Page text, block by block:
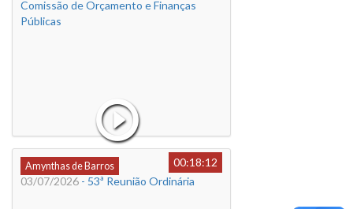
Comissão de Orçamento e Finanças
Públicas
Amynthas de Barros
00:18:12
03/07/2026 - 53ª Reunião Ordinária